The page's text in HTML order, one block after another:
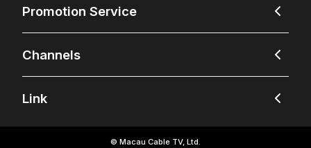
Promotion Service
Channels
Link
© Macau Cable TV, Ltd.